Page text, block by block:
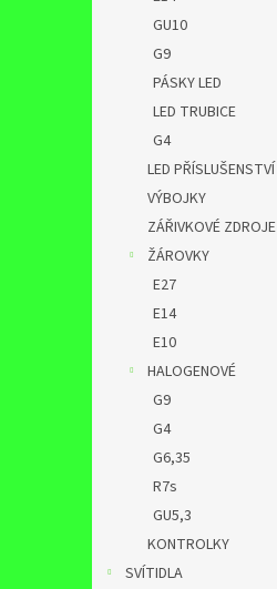
GU10
G9
PÁSKY LED
LED TRUBICE
G4
LED PŘÍSLUŠENSTVÍ
VÝBOJKY
ZÁŘIVKOVÉ ZDROJE
ŽÁROVKY
E27
E14
E10
HALOGENOVÉ
G9
G4
G6,35
R7s
GU5,3
KONTROLKY
SVÍTIDLA